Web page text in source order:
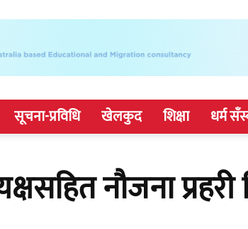
सूचना-प्रविधि खेलकुद शिक्षा धर्म
नौजना प्रहरी